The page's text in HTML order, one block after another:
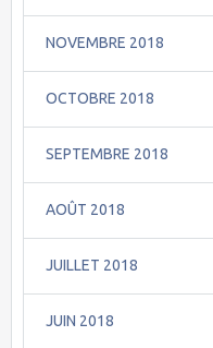
NOVEMBRE 2018
OCTOBRE 2018
SEPTEMBRE 2018
AOÛT 2018
JUILLET 2018
JUIN 2018